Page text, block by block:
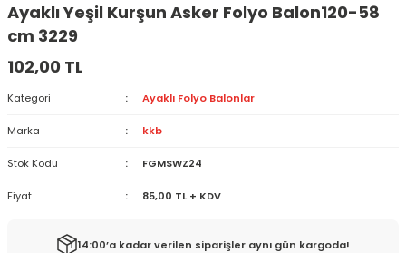
Ayaklı Yeşil Kurşun Asker Folyo Balon120-58
cm 3229
102,00 TL
Kategori Ayaklı Folyo Balonlar
Marka kkb
Stok Kodu FGMSWZ24
Fiyat 85,00 TL + KDV
14:00’a kadar verilen siparişler aynı gün kargoda!